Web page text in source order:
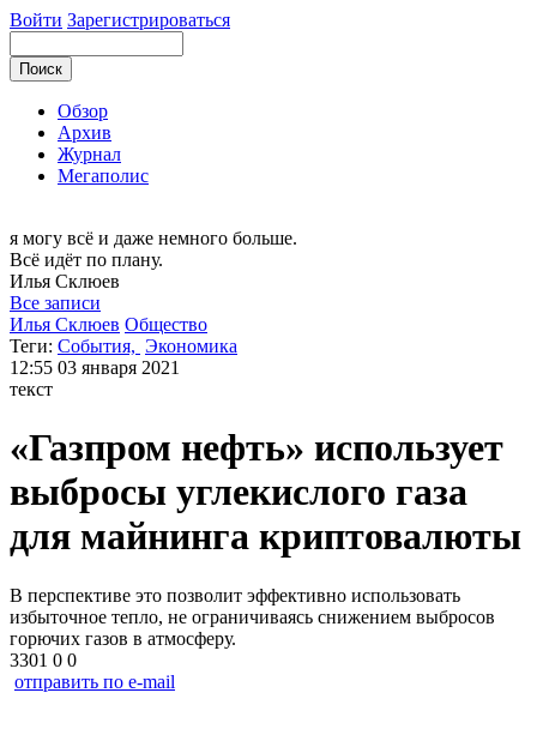
Войти Зарегистрироваться
Обзор
Архив
Журнал
Мегаполис
я могу всё и даже немного больше.
Всё идёт по плану.
Илья Склюев
Все записи
Илья Склюев Общество
Теги: События, Экономика
12:55 03 января 2021
текст
«Газпром нефть» использует
выбросы углекислого газа
для майнинга криптовалюты
В перспективе это позволит эффективно использовать
избыточное тепло, не ограничиваясь снижением выбросов
горючих газов в атмосферу.
3301 0 0
отправить по e-mail